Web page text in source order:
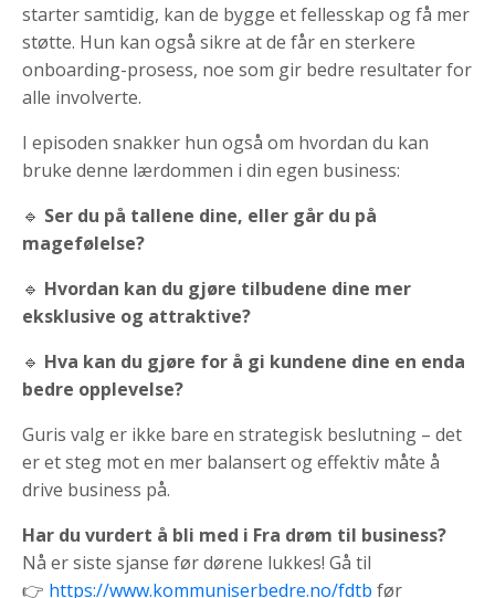
starter samtidig, kan de bygge et fellesskap og få mer
støtte. Hun kan også sikre at de får en sterkere
onboarding-prosess, noe som gir bedre resultater for
alle involverte.
I episoden snakker hun også om hvordan du kan
bruke denne lærdommen i din egen business:
🔹 Ser du på tallene dine, eller går du på
magefølelse?
🔹 Hvordan kan du gjøre tilbudene dine mer
eksklusive og attraktive?
🔹 Hva kan du gjøre for å gi kundene dine en enda
bedre opplevelse?
Guris valg er ikke bare en strategisk beslutning – det
er et steg mot en mer balansert og effektiv måte å
drive business på.
Har du vurdert å bli med i Fra drøm til business?
Nå er siste sjanse før dørene lukkes! Gå til
👉 https://www.kommuniserbedre.no/fdtb før